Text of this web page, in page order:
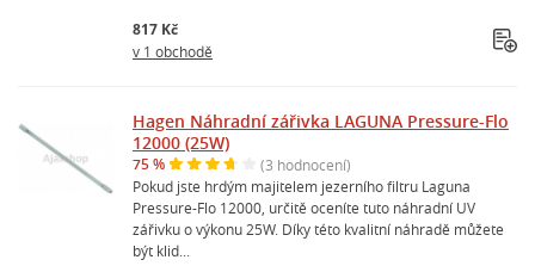
817 Kč
v 1 obchodě
Hagen Náhradní zářivka LAGUNA Pressure-Flo
12000 (25W)
75 %
(3 hodnocení)
Pokud jste hrdým majitelem jezerního filtru Laguna
Pressure-Flo 12000, určitě oceníte tuto náhradní UV
zářivku o výkonu 25W. Díky této kvalitní náhradě můžete
být klid...